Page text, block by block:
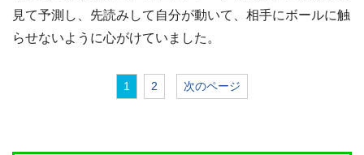
見て予測し、先読みして自分が動いて、相手にボールに触
らせないように心がけていました。
1 2 次のページ